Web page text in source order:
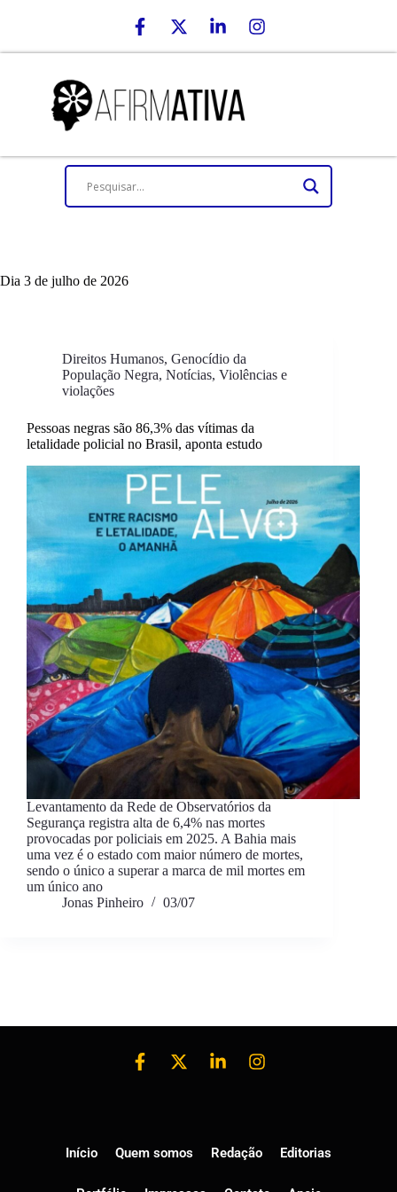
Dia 3 de julho de 2026
Direitos Humanos, Genocídio da
População Negra, Notícias, Violências e
violações
Pessoas negras são 86,3% das vítimas da
letalidade policial no Brasil, aponta estudo
Levantamento da Rede de Observatórios da
Segurança registra alta de 6,4% nas mortes
provocadas por policiais em 2025. A Bahia mais
uma vez é o estado com maior número de mortes,
sendo o único a superar a marca de mil mortes em
um único ano
Jonas Pinheiro
03/07
Início Quem somos Redação Editorias